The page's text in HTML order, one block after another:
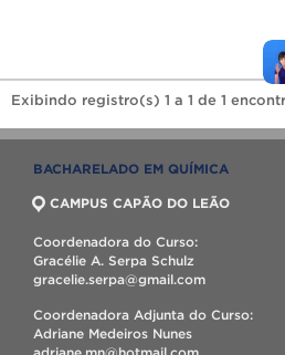
Exibindo registro(s) 1 a 1 de 1
BACHARELADO EM QUÍMICA
CAMPUS CAPÃO DO LEÃO
Coordenadora do Curso:
Gracélie A. Serpa Schulz
gracelie.serpa@gmail.com
Coordenadora Adjunta do Curso:
Adriane Medeiros Nunes
adriane.mn@hotmail.com